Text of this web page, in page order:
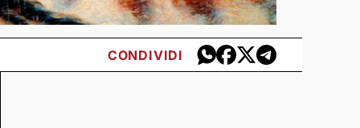
CONDIVIDI